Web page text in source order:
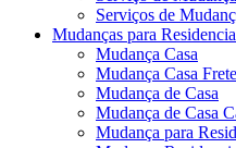
Serviços de
Mudanças para
Mudança Casa
Mudança Casa Frete
Mudança de Casa
Mudança de Casa
Mudança para